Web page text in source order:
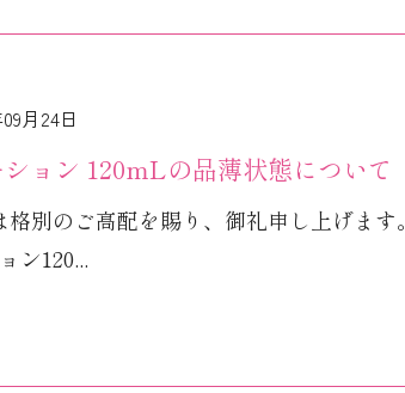
月24日
ョン 120mLの品薄状態について
別のご高配を賜り、御礼申し上げます
ン120...